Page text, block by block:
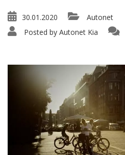
30.01.2020
Autonet
Posted by Autonet Kia